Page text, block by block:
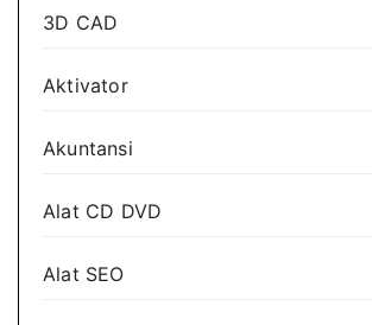
3D CAD
Aktivator
Akuntansi
Alat CD DVD
Alat SEO